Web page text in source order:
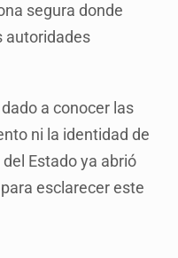
segura donde
autoridades
a conocer las
ni la identidad de
del Estado ya abrió
esclarecer este